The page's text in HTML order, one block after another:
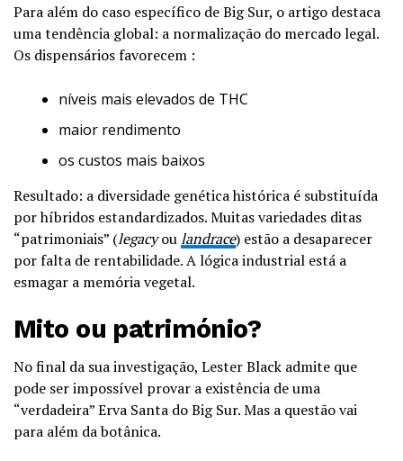
Para além do caso específico de Big Sur, o artigo destaca
uma tendência global: a normalização do mercado legal.
Os dispensários favorecem :
níveis mais elevados de THC
maior rendimento
os custos mais baixos
Resultado: a diversidade genética histórica é substituída
por híbridos estandardizados. Muitas variedades ditas
“patrimoniais” (legacyoulandrace) estão a desaparecer
por falta de rentabilidade. A lógica industrial está a
esmagar a memória vegetal.
Mito ou património?
No final da sua investigação, Lester Black admite que
pode ser impossível provar a existência de uma
“verdadeira” Erva Santa do Big Sur. Mas a questão vai
para além da botânica.